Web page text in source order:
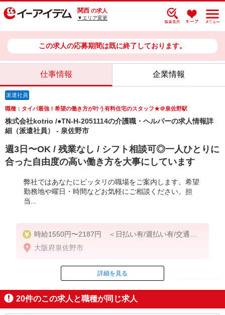
関西 の求人
▼エリア変更
この求人の応募期間は既に終了しております。
仕事情報 企業情報
派遣社員
職種：タイパ最強！希望の働き方が叶う有料住宅のスタッフ★＠泉佐野駅
株式会社kotrio /●TN-H-2051114の介護職・ヘルパーの求人情報詳
細（派遣社員） - 泉佐野市
週3日〜OK / 残業なし / シフト相談可◎一人ひとりに
合った自由度の高い働き方を大事にしています
弊社ではあなたにピッタリの職場をご案内します。希望
勤務地や曜日・時間などお気軽にご相談ください。担
当...
時給1550円〜2187円 ＜日払い有/週払い有/交通費
全支給(ガソリン代含む)＞
大阪府泉佐野市
ID：AE0708991160
掲載期間終了
詳細を見る
20件のこの求人と職種が同じ求人